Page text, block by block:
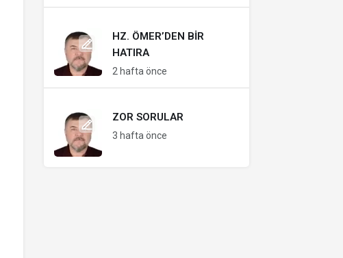
HZ. ÖMER’DEN BIR
HATIRA
2 hafta önce
ZOR SORULAR
3 hafta önce